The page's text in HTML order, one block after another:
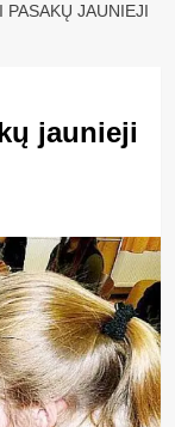
PASAKŲ JAUNIEJI
jaunieji